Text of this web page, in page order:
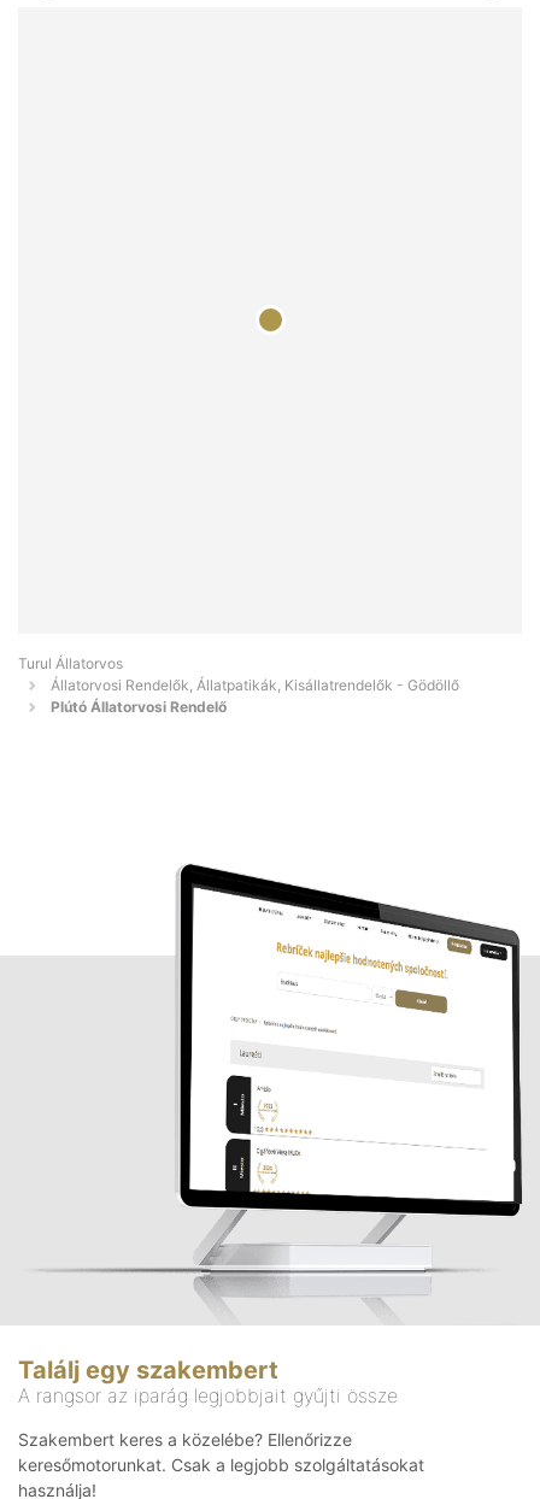
Turul Állatorvos
Állatorvosi Rendelők, Állatpatikák, Kisállatrendelők - Gödöllő
Plútó Állatorvosi Rendelő
Találj egy szakembert
A rangsor az iparág legjobbjait gyűjti össze
Szakembert keres a közelébe? Ellenőrizze
keresőmotorunkat. Csak a legjobb szolgáltatásokat
használja!